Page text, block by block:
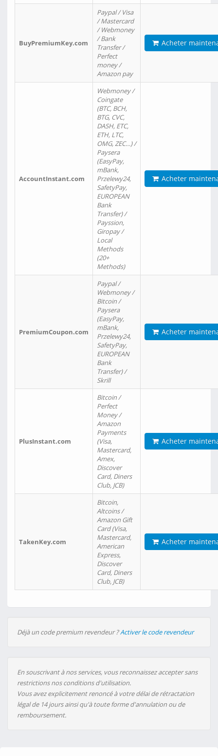
BuyPremiumKey.com
Paypal / Visa
/ Mastercard
/ Webmoney
/ Bank
Transfer /
Perfect
money /
Amazon pay
Acheter
AccountInstant.com
Webmoney /
Coingate
(BTC, BCH,
BTG, CVC,
DASH, ETC,
ETH, LTC,
OMG, ZEC…) /
Paysera
(EasyPay,
mBank,
Przelewy24,
SafetyPay,
EUROPEAN
Bank
Transfer) /
Payssion,
Giropay /
Local
Methods
(20+
Methods)
Acheter
PremiumCoupon.com
Paypal /
Webmoney /
Bitcoin /
Paysera
(EasyPay,
mBank,
Przelewy24,
SafetyPay,
EUROPEAN
Bank
Transfer) /
Skrill
Acheter
PlusInstant.com
Bitcoin /
Perfect
Money /
Amazon
Payments
(Visa,
Mastercard,
Amex,
Discover
Card, Diners
Club, JCB)
Acheter
TakenKey.com
Bitcoin,
Altcoins /
Amazon Gift
Card (Visa,
Mastercard,
American
Express,
Discover
Card, Diners
Club, JCB)
Acheter
Déjà un code premium revendeur ?Activer le code revendeur
En souscrivant à nos services, vous reconnaissez accepter sans
restrictions nos conditions d'utilisation.
Vous avez explicitement renoncé à votre délai de rétractation
légal de 14 jours ainsi qu'à toute forme d'annulation ou de
remboursement.